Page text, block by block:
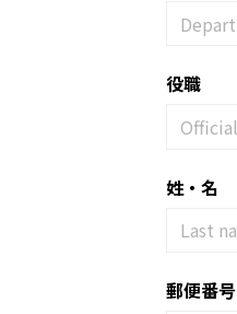
役職
姓・名
郵便番号